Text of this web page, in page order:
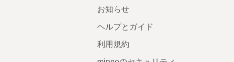
お知らせ
ヘルプとガイド
利用規約